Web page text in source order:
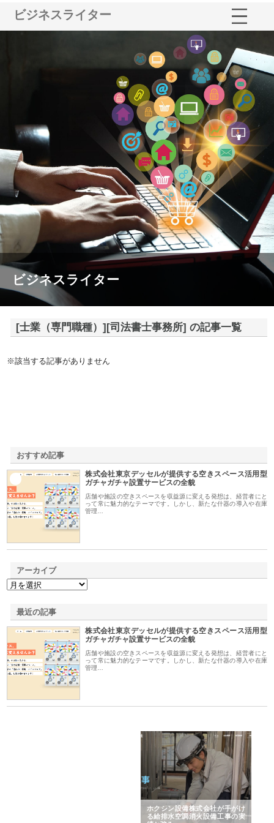
ビジネスライター
ビジネスライター
[士業（専門職種）][司法書士事務所] の記事一覧
※該当する記事がありません
おすすめ記事
株式会社東京デッセルが提供する空きスペース活用型
ガチャガチャ設置サービスの全貌
店舗や施設の空きスペースを収益源に変える発想は、経営者にと
って常に魅力的なテーマです。しかし、新たな什器の導入や在庫
管理…
アーカイブ
最近の記事
株式会社東京デッセルが提供する空きスペース活用型
ガチャガチャ設置サービスの全貌
店舗や施設の空きスペースを収益源に変える発想は、経営者にと
って常に魅力的なテーマです。しかし、新たな什器の導入や在庫
管理…
ホクシン設備株式会社が手がけ
る給排水空調消火設備工事の実